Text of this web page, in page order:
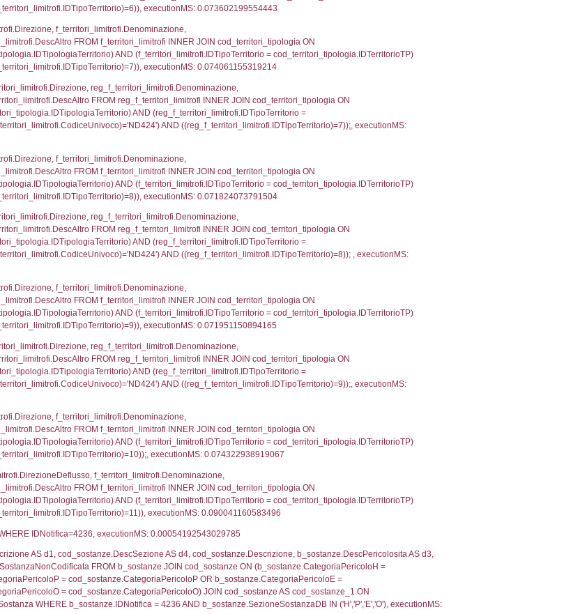
IDArticoloComma, Autorita, StatoIspezione, DATE_FORMAT(DataApertura, '%d/%m/%Y') as
DATE_FORMAT(DataUltimoPIR, '%d/%m/%Y') as DataUltimoPIR FROM d3_ispezioni
f_confini_stato.Distanza FROM f_confini_stato INNER JOIN el_nazioni ON
= 4236;, executionMS: 0.00042200088500977
el_province.citta, el_comuni.Comune, f_confini.Denominazione FROM f_confini INNER
= el_province.IstProvincia) INNER JOIN el_regioni ON el_province.IstRegione =
(((f_confini.IDNotifica)=4236));, executionMS: 0.00038886070251465
SEPARATOR '; ') AS DescAltro,
) WHERE ( ((f_territori_limitrofi.IDNotifica) = 4236 ) AND
executionMS: 0.054982900619507
f_territori_limitrofi.Direzione, f_territori_limitrofi.Denominazione,
FROM f_territori_limitrofi INNER JOIN cod_territori_tipologia ON
AND (f_territori_limitrofi.IDTipoTerritorio =
executionMS: 0.072077989578247
f_territori_limitrofi.Direzione, f_territori_limitrofi.Denominazione,
FROM f_territori_limitrofi INNER JOIN cod_territori_tipologia ON
AND (f_territori_limitrofi.IDTipoTerritorio =
executionMS: 0.072854042053223
f_territori_limitrofi.Direzione, f_territori_limitrofi.Denominazione,
FROM f_territori_limitrofi INNER JOIN
= cod_territori_tipologia.IDTipologiaTerritorio) AND
AND ((f_territori_limitrofi.IDTipoTerritorio)=4)), executionMS:
f_territori_limitrofi.Direzione, f_territori_limitrofi.Denominazione,